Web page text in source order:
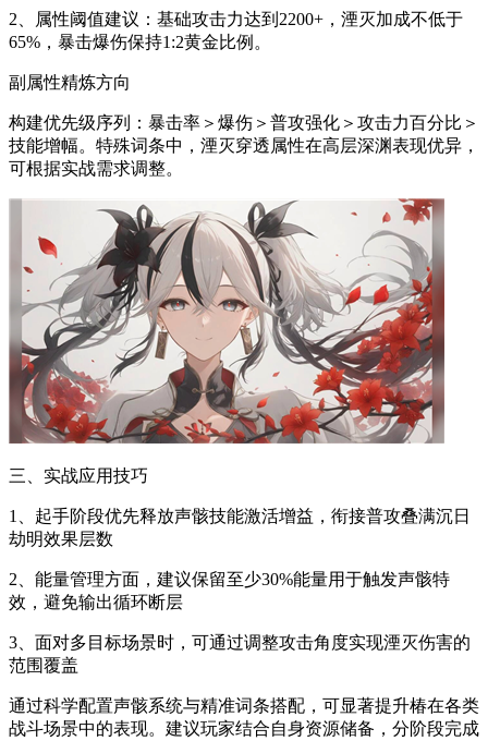
2、属性阈值建议：基础攻击力达到2200+，湮灭加成不低于
65%，暴击爆伤保持1:2黄金比例。
副属性精炼方向
构建优先级序列：暴击率＞爆伤＞普攻强化＞攻击力百分比＞
技能增幅。特殊词条中，湮灭穿透属性在高层深渊表现优异，
可根据实战需求调整。
三、实战应用技巧
1、起手阶段优先释放声骸技能激活增益，衔接普攻叠满沉日
劫明效果层数
2、能量管理方面，建议保留至少30%能量用于触发声骸特
效，避免输出循环断层
3、面对多目标场景时，可通过调整攻击角度实现湮灭伤害的
范围覆盖
通过科学配置声骸系统与精准词条搭配，可显著提升椿在各类
战斗场景中的表现。建议玩家结合自身资源储备，分阶段完成